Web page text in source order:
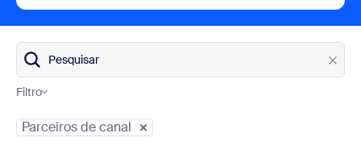
Pesquisar
Filtro
Parceiros de canal